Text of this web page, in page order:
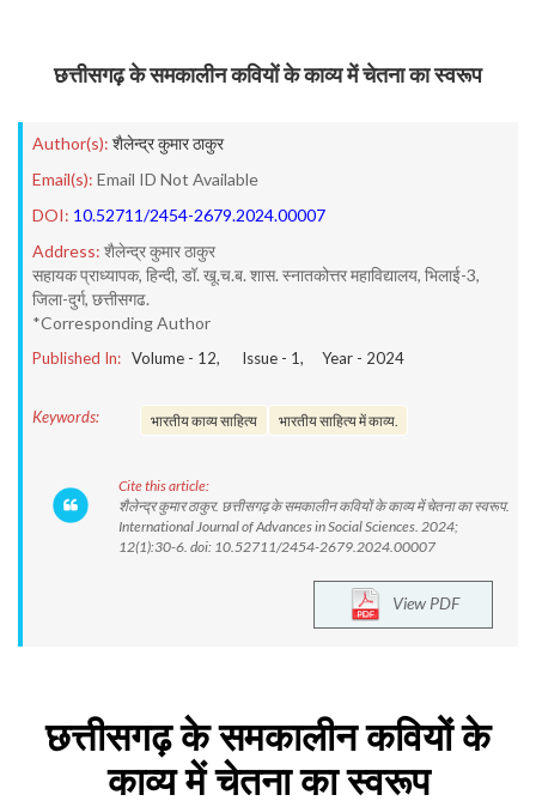
छत्तीसगढ़ के समकालीन कवियों के काव्य में चेतना का स्वरूप
Author(s): शैलेन्द्र कुमार ठाकुर
Email(s): Email ID Not Available
DOI: 10.52711/2454-2679.2024.00007
Address: शैलेन्द्र कुमार ठाकुर
सहायक प्राध्यापक, हिन्दी, डॉ. खू.च.ब. शास. स्नातकोत्तर महाविद्यालय, भिलाई-3,
जिला-दुर्ग, छत्तीसगढ.
*Corresponding Author
Published In: Volume - 12, Issue - 1, Year - 2024
Keywords: भारतीय काव्य साहित्य भारतीय साहित्य में काव्य.
Cite this article:
शैलेन्द्र कुमार ठाकुर. छत्तीसगढ़ के समकालीन कवियों के काव्य में चेतना का स्वरूप.
International Journal of Advances in Social Sciences. 2024;
12(1):30-6. doi: 10.52711/2454-2679.2024.00007
View PDF